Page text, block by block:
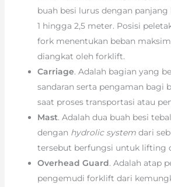
buah besi lurus dengan panjang
1 hingga 2,5 meter. Posisi
fork menentukan beban
diangkat oleh forklift.
Carriage. Adalah bagian yang
sandaran serta pengaman bagi
saat proses transportasi atau
Mast. Adalah dua buah besi
dengan hydrolic systemdari
tersebut berfungsi untuk lifting
Overhead Guard. Adalah atap
pengemudi forklift dari